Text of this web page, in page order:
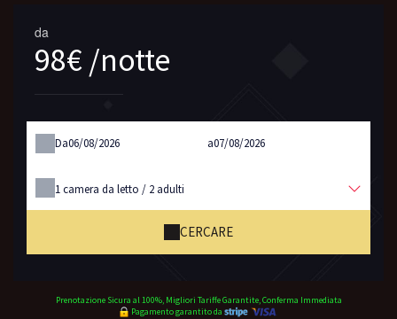
da
98€ /notte
Da a
1camera da letto / 2 adulti
CERCARE
Prenotazione Sicura al 100%, Migliori Tariffe Garantite, Conferma Immediata
Pagamento garantito da